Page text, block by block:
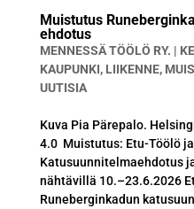
Muistutus
ehdotus
MENNESSÄTÖÖLÖ RY. |
KAUPUNKI, LIIKENNE,
UUTISIA
Kuva Pia Pärepalo.
4.0 Muistutus: Etu-Töölö
Katusuunnitelmaehdotus
nähtävillä 10.–23.6.2026
Runeberginkadun